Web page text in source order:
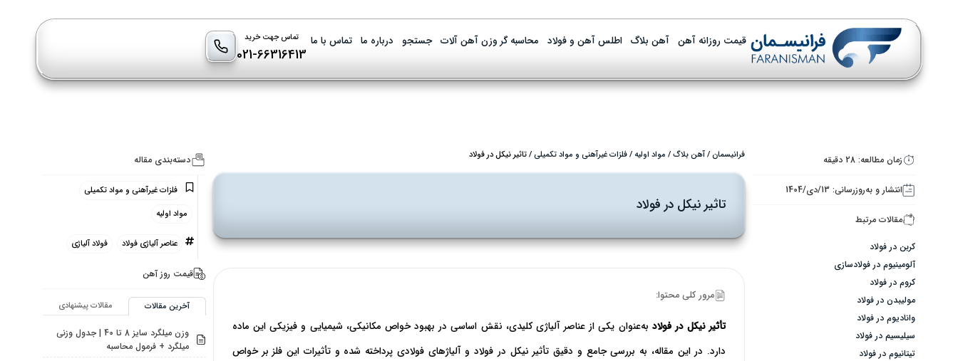
قیمت روزانه آهن آهن بلاگ اطلس آهن و فولاد محاسبه گر وزن آهن آلات جستجو درباره ما تماس با ما تماس جهت خرید
021-66316413
زمان مطالعه: 28 دقیقه
انتشار و به‌روزرسانی: 13/دی/1404
مقالات مرتبط
کربن در فولاد
آلومینیوم در فولادسازی
کروم در فولاد
مولیبدن در فولاد
وانادیوم در فولاد
سیلیسیم در فولاد
تیتانیوم در فولاد
فرانیسمان/آهن بلاگ/ مواد اولیه /فلزات غیرآهنی و مواد تکمیلی/تاثیر نیکل در فولاد
تاثیر نیکل در فولاد
مرور کلی محتوا:
تأثیر نیکل در فولاد به‌عنوان یکی از عناصر آلیاژی کلیدی، نقش اساسی در بهبود خواص مکانیکی، شیمیایی و فیزیکی این ماده
دارد. در این مقاله، به بررسی جامع و دقیق تأثیر نیکل در فولاد و آلیاژهای فولادی پرداخته شده و تأثیرات این فلز بر خواص
دسته‌بندی مقاله
فلزات غیرآهنی و مواد تکمیلی
مواد اولیه
عناصر آلیاژی فولاد فولاد آلیاژی
قیمت روز آهن
آخرین مقالات مقالات پیشنهادی
وزن میلگرد سایز 8 تا 40 | جدول وزنی
میلگرد + فرمول محاسبه